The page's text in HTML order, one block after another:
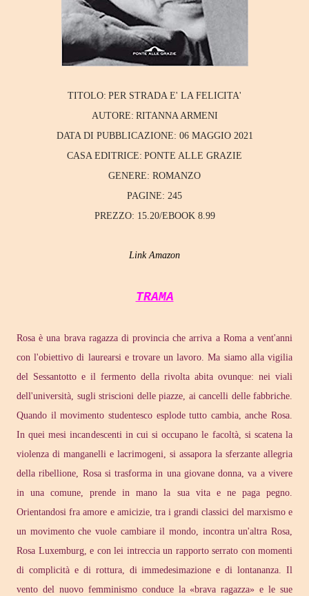
TITOLO: PER STRADA E' LA FELICITA'
AUTORE: RITANNA ARMENI
DATA DI PUBBLICAZIONE: 06 MAGGIO 2021
CASA EDITRICE: PONTE ALLE GRAZIE
GENERE: ROMANZO
PAGINE: 245
PREZZO: 15.20/EBOOK 8.99
Link Amazon
TRAMA
Rosa è una brava ragazza di provincia che arriva a Roma a vent'anni
con l'obiettivo di laurearsi e trovare un lavoro. Ma siamo alla vigilia
del Sessantotto e il fermento della rivolta abita ovunque: nei viali
dell'università, sugli striscioni delle piazze, ai cancelli delle fabbriche.
Quando il movimento studentesco esplode tutto cambia, anche Rosa.
In quei mesi incandescenti in cui si occupano le facoltà, si scatena la
violenza di manganelli e lacrimogeni, si assapora la sferzante allegria
della ribellione, Rosa si trasforma in una giovane donna, va a vivere
in una comune, prende in mano la sua vita e ne paga pegno.
Orientandosi fra amore e amicizie, tra i grandi classici del marxismo e
un movimento che vuole cambiare il mondo, incontra un'altra Rosa,
Rosa Luxemburg, e con lei intreccia un rapporto serrato con momenti
di complicità e di rottura, di immedesimazione e di lontananza. Il
vento del nuovo femminismo conduce la «brava ragazza» e le sue